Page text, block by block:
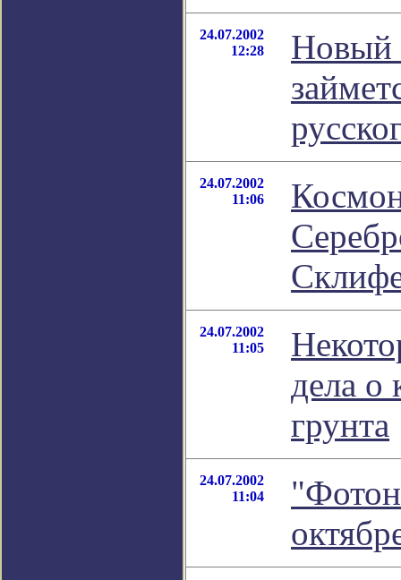
24.07.2002
12:28
Новый
24.07.2002
11:06
24.07.2002
11:05
дела о
грунта
24.07.2002
11:04